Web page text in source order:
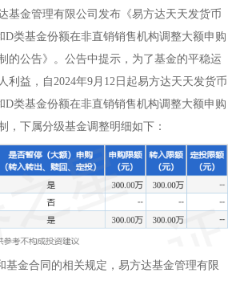
基金管理有限公司发布《易方达天天发货币
D类基金份额在非直销销售机构调整大额申购
的公告》。公告中提示，为了基金的平稳运
利益，自2024年9月12日起易方达天天发货币
D类基金份额在非直销销售机构调整大额申购
，下属分级基金调整明细如下：
基金合同的相关规定，易方达基金管理有限